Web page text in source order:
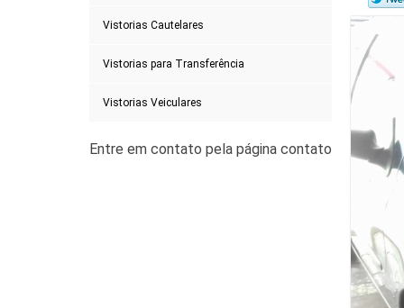
Vistorias Cautelares
Vistorias para Transferência
Vistorias Veiculares